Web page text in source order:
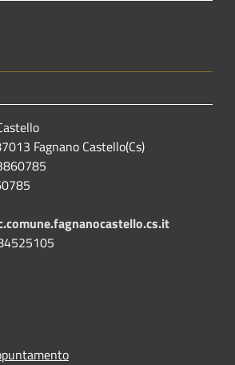
Fagnano Castello(Cs)